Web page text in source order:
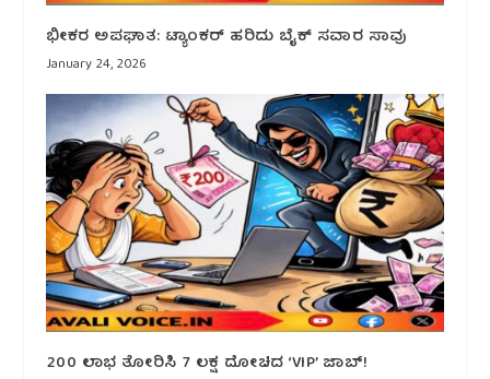
ಭೀಕರ ಅಪಘಾತ: ಟ್ಯಾಂಕರ್ ಹರಿದು ಬೈಕ್ ಸವಾರ ಸಾವು
January 24, 2026
₹200 ಲಾಭ ತೋರಿಸಿ ₹7 ಲಕ್ಷ ದೋಚಿದ ‘VIP’ ಜಾಬ್!